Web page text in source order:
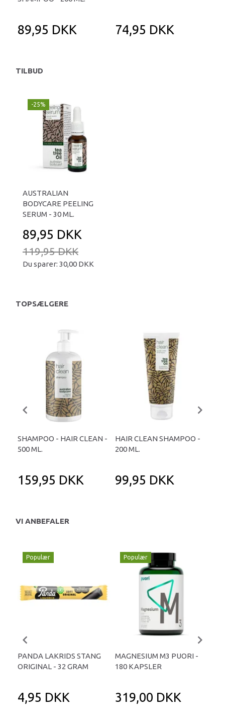
89,95 DKK 74,95 DKK
TILBUD
-25%
AUSTRALIAN
BODYCARE PEELING
SERUM - 30 ML.
89,95 DKK
119,95 DKK
Du sparer: 30,00 DKK
TOPSÆLGERE
SHAMPOO - HAIR CLEAN -
500 ML.
159,95 DKK
HAIR CLEAN SHAMPOO -
200 ML.
99,95 DKK
VI ANBEFALER
Populær
PANDA LAKRIDS STANG
ORIGINAL - 32 GRAM
4,95 DKK
Populær
MAGNESIUM M3 PUORI -
180 KAPSLER
319,00 DKK